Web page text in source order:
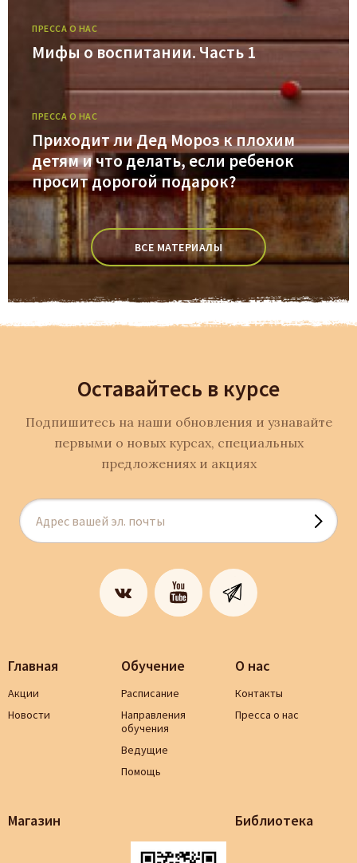
ПРЕССА О НАС
Мифы о воспитании. Часть 1
ПРЕССА О НАС
Приходит ли Дед Мороз к плохим
детям и что делать, если ребенок
просит дорогой подарок?
ВСЕ МАТЕРИАЛЫ
Оставайтесь в курсе
Подпишитесь на наши обновления и узнавайте
первыми о новых курсах, специальных
предложениях и акциях
Главная
Акции
Новости
Обучение
Расписание
Направления
обучения
Ведущие
Помощь
О нас
Контакты
Пресса о нас
Магазин Библиотека